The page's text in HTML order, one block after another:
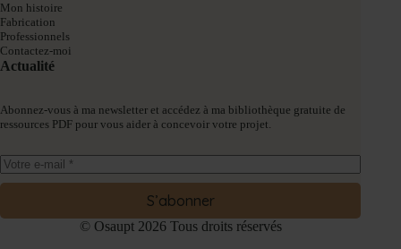
Mon histoire
Fabrication
Professionnels
Contactez-moi
Actualité
Abonnez-vous à ma newsletter et accédez à ma bibliothèque gratuite de
ressources PDF pour vous aider à concevoir votre projet.
S’abonner
© Osaupt 2026 Tous droits réservés